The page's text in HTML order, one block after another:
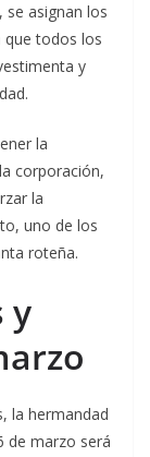
se asignan los
que todos los
y
la
corporación,
la
uno de los
roteña.
y
la hermandad
de marzo será